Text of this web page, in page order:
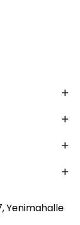
Yenimahalle